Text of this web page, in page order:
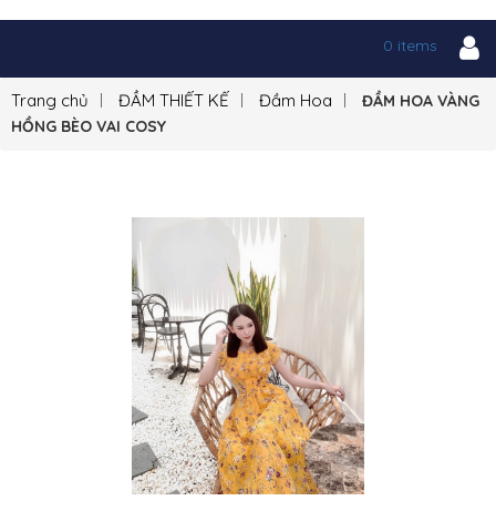
0 items
Trang chủ ĐẦM THIẾT KẾ Đầm Hoa
ĐẦM HOA VÀNG
HỒNG BÈO VAI COSY